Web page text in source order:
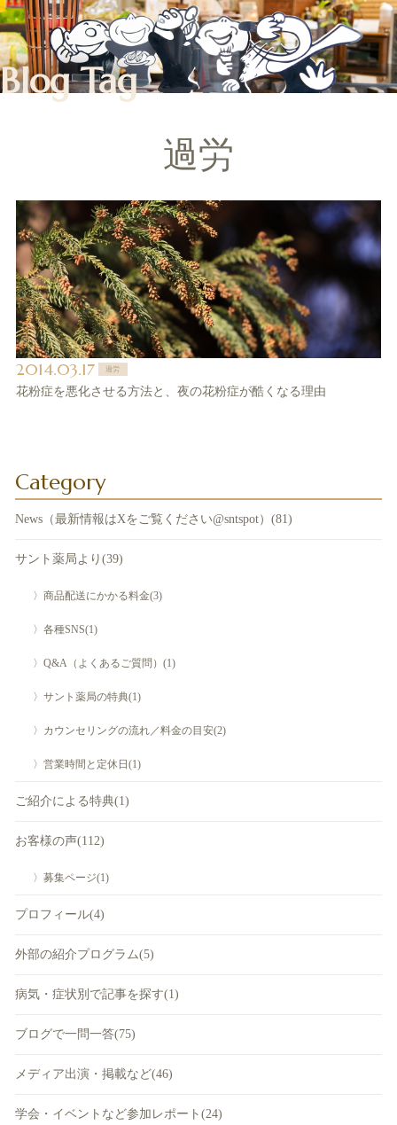
Blog Tag
過労
2014.03.17 過労
花粉症を悪化させる方法と、夜の花粉症が酷くなる理由
Category
News（最新情報はXをご覧ください@sntspot）(81)
サント薬局より(39)
〉商品配送にかかる料金(3)
〉各種SNS(1)
〉Q&A（よくあるご質問）(1)
〉サント薬局の特典(1)
〉カウンセリングの流れ／料金の目安(2)
〉営業時間と定休日(1)
ご紹介による特典(1)
お客様の声(112)
〉募集ページ(1)
プロフィール(4)
外部の紹介プログラム(5)
病気・症状別で記事を探す(1)
ブログで一問一答(75)
メディア出演・掲載など(46)
学会・イベントなど参加レポート(24)